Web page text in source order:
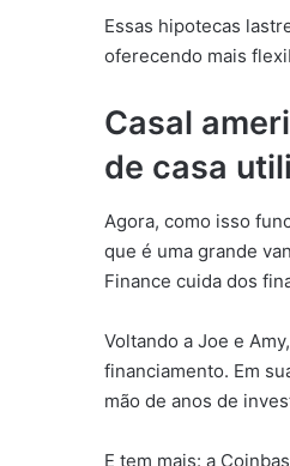
Essas hipotecas
oferecendo mais
Casal
de casa
Agora, como isso
que é uma grande
Finance cuida dos
Voltando a Joe e
financiamento. Em
mão de anos de
E tem mais: a